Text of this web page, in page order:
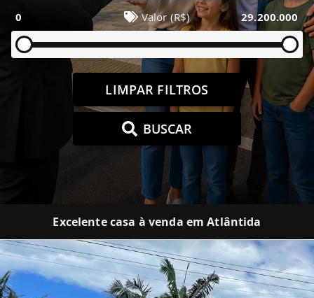
0 Valor (R$) 29.200.000
LIMPAR FILTROS
BUSCAR
Excelente casa à venda em Atlântida